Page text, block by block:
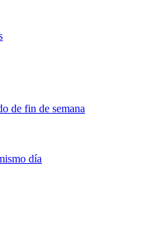
de fin de semana
día